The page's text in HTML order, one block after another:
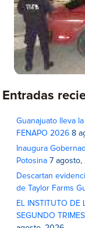
Entradas
Guanajuato lleva
FENAPO 2026 8
Inaugura
Potosina 7 agosto,
Descartan
de Taylor Farms
EL INSTITUTO DE
SEGUNDO